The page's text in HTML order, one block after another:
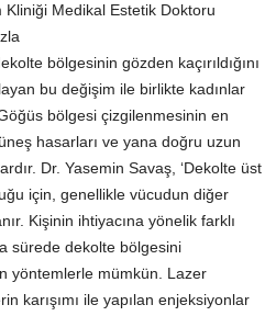
Medikal Estetik Doktoru
bölgesinin gözden kaçırıldığını
bu değişim ile birlikte kadınlar
bölgesi çizgilenmesinin en
hasarları ve yana doğru uzun
Dr. Yasemin Savaş, ‘Dekolte üst
için, genellikle vücudun diğer
Kişinin ihtiyacına yönelik farklı
sürede dekolte bölgesini
yöntemlerle mümkün. Lazer
karışımı ile yapılan enjeksiyonlar